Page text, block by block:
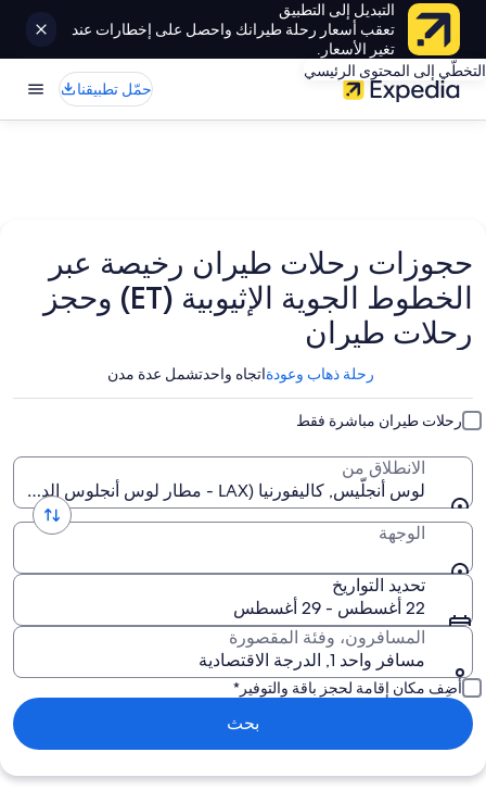
التبديل إلى التطبيق
تعقب أسعار رحلة طيرانك واحصل على إخطارات عند
تغير الأسعار.
التخطّي إلى المحتوى الرئيسي
حمّل تطبيقنا
حجوزات رحلات طيران رخيصة عبر
الخطوط الجوية الإثيوبية (ET) وحجز
رحلات طيران
رحلة ذهاب وعودةاتجاه واحدتشمل عدة مدن
رحلات طيران مباشرة فقط
الانطلاق من
لوس أنجلّيس, كاليفورنيا (LAX - مطار لوس أنجلوس الدولي)
الوجهة
تحديد التواريخ
22 أغسطس - 29 أغسطس
المسافرون، وفئة المقصورة
مسافر واحد 1, الدرجة الاقتصادية
أضِف مكان إقامة لحجز باقة والتوفير*
بحث